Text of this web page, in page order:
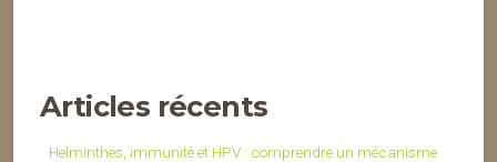
Articles récents
Helminthes, immunité et HPV : comprendre un mécanisme